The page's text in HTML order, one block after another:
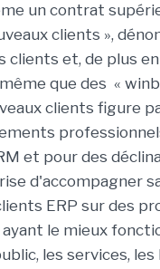
un contrat
clients »,
et, de plus
que des «
clients figure
et pour des
d'accompagner
ERP sur des
le mieux
les services,